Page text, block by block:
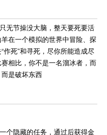
节操没大脑，整天要死要活
在一个模拟的世界中冒险、探
作死”和寻死，尽你所能造成尽
相比，你不是一名溜冰者，而
是破坏东西
隐藏的任务，通过后获得金